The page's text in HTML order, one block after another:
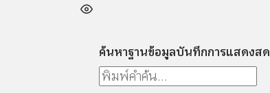
ค้นหาฐานข้อมูลบันทึกการแสดงสด